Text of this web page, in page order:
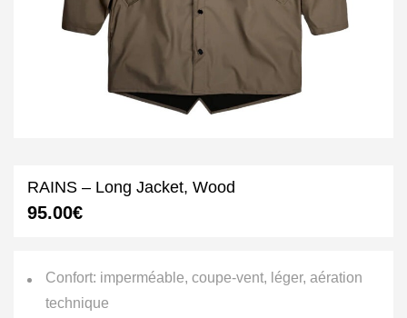
RAINS – Long Jacket, Wood
95.00€
Confort: imperméable, coupe-vent, léger, aération
technique